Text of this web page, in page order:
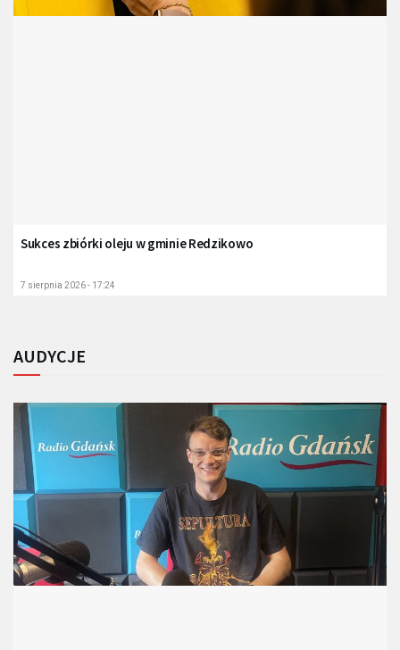
Sukces zbiórki oleju w gminie Redzikowo
7 sierpnia 2026 - 17:24
AUDYCJE